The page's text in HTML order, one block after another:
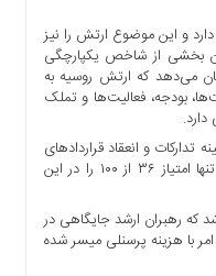
و این موضوع ارتش را نیز
بخشی از شاخص یکپارچگی
می‌دهد که ارتش روسیه به
بودجه، فعالیت‌ها و تملک
و انعقاد قرارداد‌های
دفاعی در روسیه تاکید می‌کند و آن کشور تنها امتیاز ۳۶ از ۱۰۰ را در این
که رهبران ارشد جایگاهی در
با هزینه پرسنلی میسر شده